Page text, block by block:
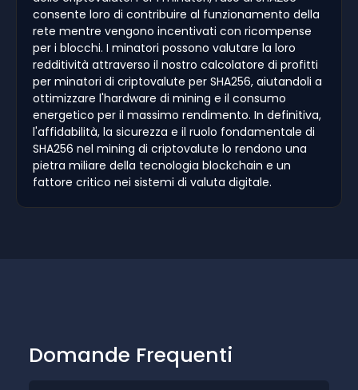
consente loro di contribuire al funzionamento della
rete mentre vengono incentivati con ricompense
per i blocchi. I minatori possono valutare la loro
redditività attraverso il nostro calcolatore di profitti
per minatori di criptovalute per SHA256, aiutandoli a
ottimizzare l'hardware di mining e il consumo
energetico per il massimo rendimento. In definitiva,
l'affidabilità, la sicurezza e il ruolo fondamentale di
SHA256 nel mining di criptovalute lo rendono una
pietra miliare della tecnologia blockchain e un
fattore critico nei sistemi di valuta digitale.
Domande Frequenti